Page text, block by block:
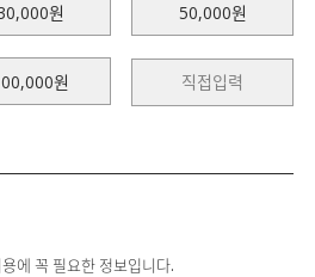
원 50,000원
원
에 꼭 필요한 정보입니다.